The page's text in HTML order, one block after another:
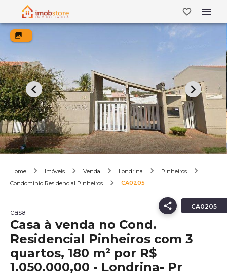
Home Imóveis Venda Londrina
Pinheiros
Condominio Residencial Pinheiros
CA0205
CA0205
casa
Casa à venda no Cond.
Residencial Pinheiros com 3
quartos, 180 m² por R$
1.050.000,00 - Londrina- Pr